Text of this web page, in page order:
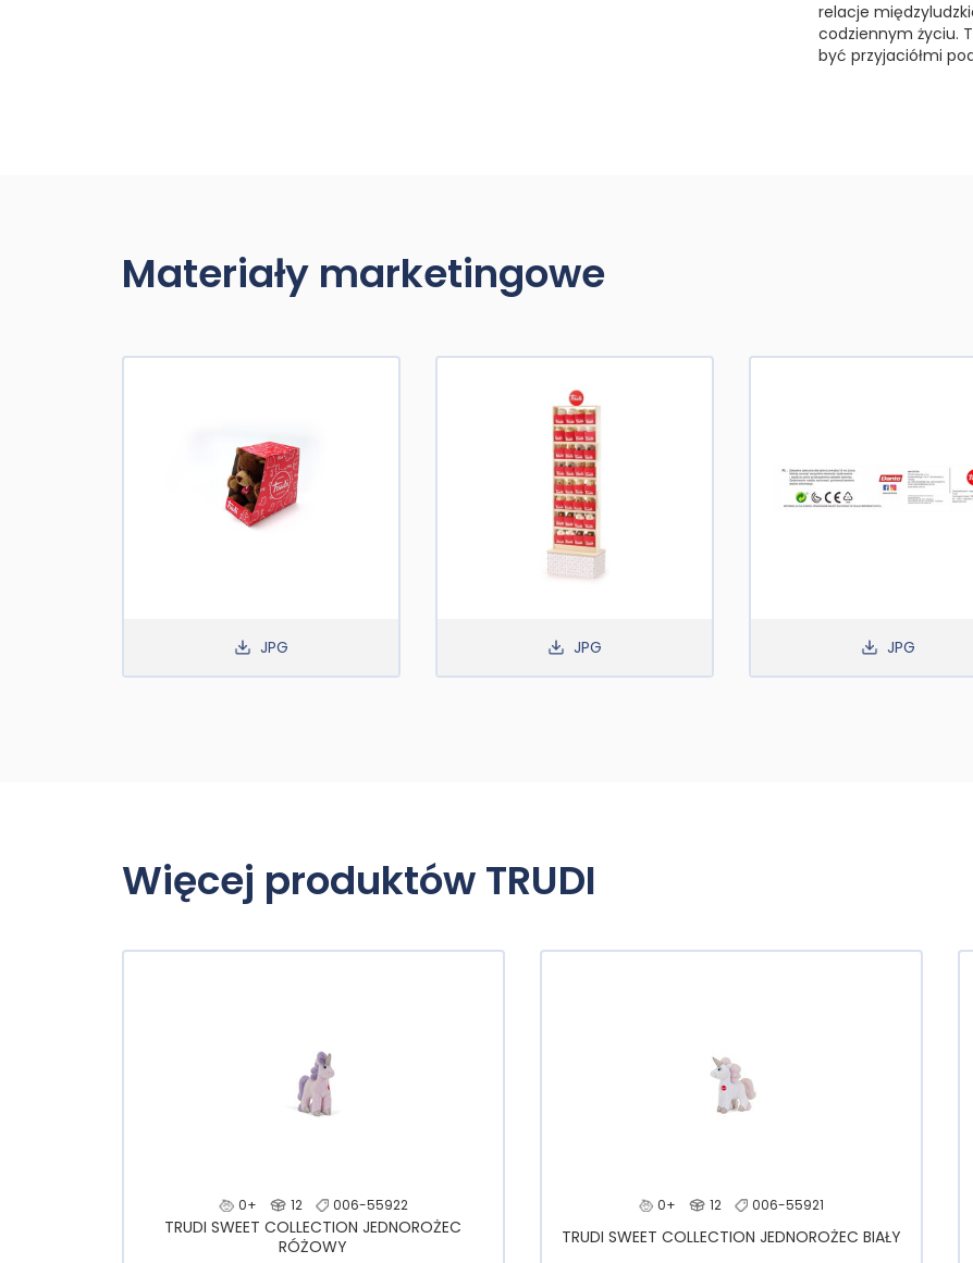
relacje
codziennym życiu.
być przyjaciółmi
Materiały marketingowe
JPG JPG JPG
Więcej produktów TRUDI
0+ 12 006-55922
TRUDI SWEET COLLECTION JEDNOROŻEC
RÓŻOWY
0+ 12 006-55921
TRUDI SWEET COLLECTION JEDNOROŻEC BIAŁY